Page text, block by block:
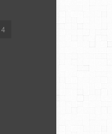
4